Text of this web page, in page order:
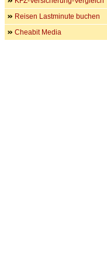
Reisen Lastminute buchen
Cheabit Media